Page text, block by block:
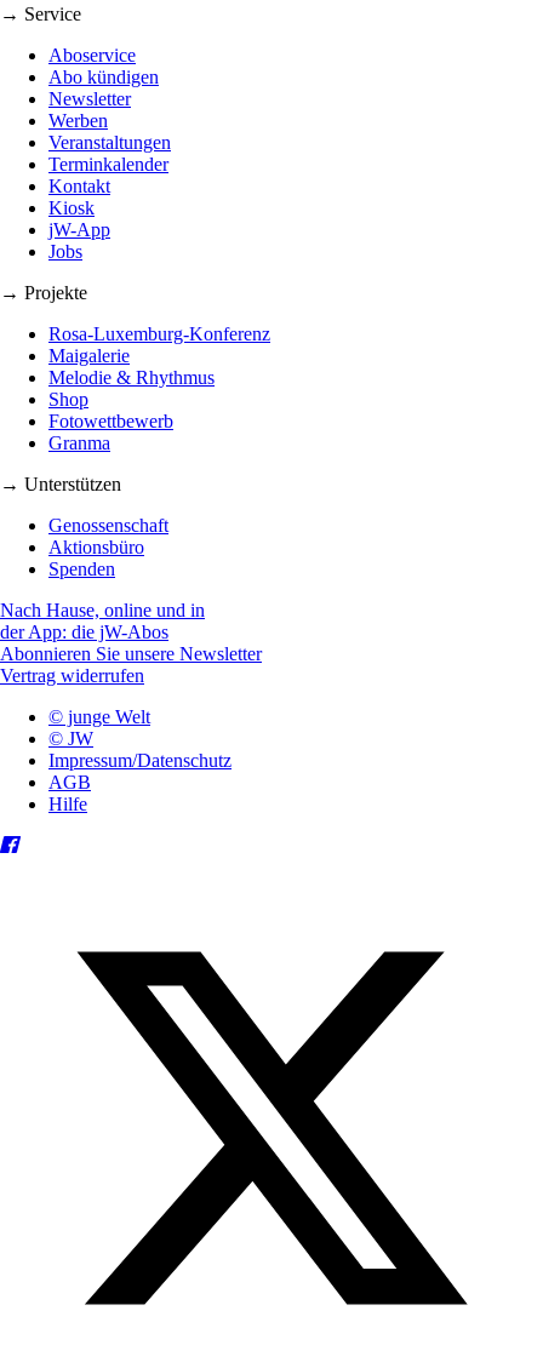
→ Service
Aboservice
Abo kündigen
Newsletter
Werben
Veranstaltungen
Terminkalender
Kontakt
Kiosk
jW-App
Jobs
→ Projekte
Rosa-Luxemburg-Konferenz
Maigalerie
Melodie & Rhythmus
Shop
Fotowettbewerb
Granma
→ Unterstützen
Genossenschaft
Aktionsbüro
Spenden
Nach Hause, online und in
der App: die jW-Abos
Abonnieren Sie unsere Newsletter
Vertrag widerrufen
© junge Welt
© JW
Impressum/Datenschutz
AGB
Hilfe